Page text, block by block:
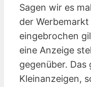
Sagen wir es
der
eingebrochen
eine Anzeige
gegenüber.
Kleinanzeigen,